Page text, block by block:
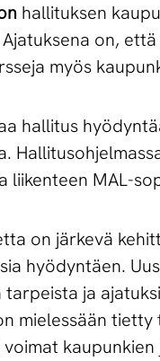
hallituksen
on,
myös
hallitus
liikenteen MAL-
on järkevä
hyödyntäen.
ja
mielessään